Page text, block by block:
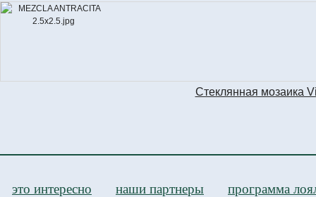
Стеклянная мозаика
это интересно наши партнеры программа